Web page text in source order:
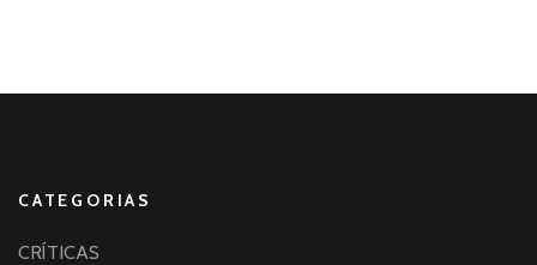
Leia
CATEGORIAS
CRÍTICAS